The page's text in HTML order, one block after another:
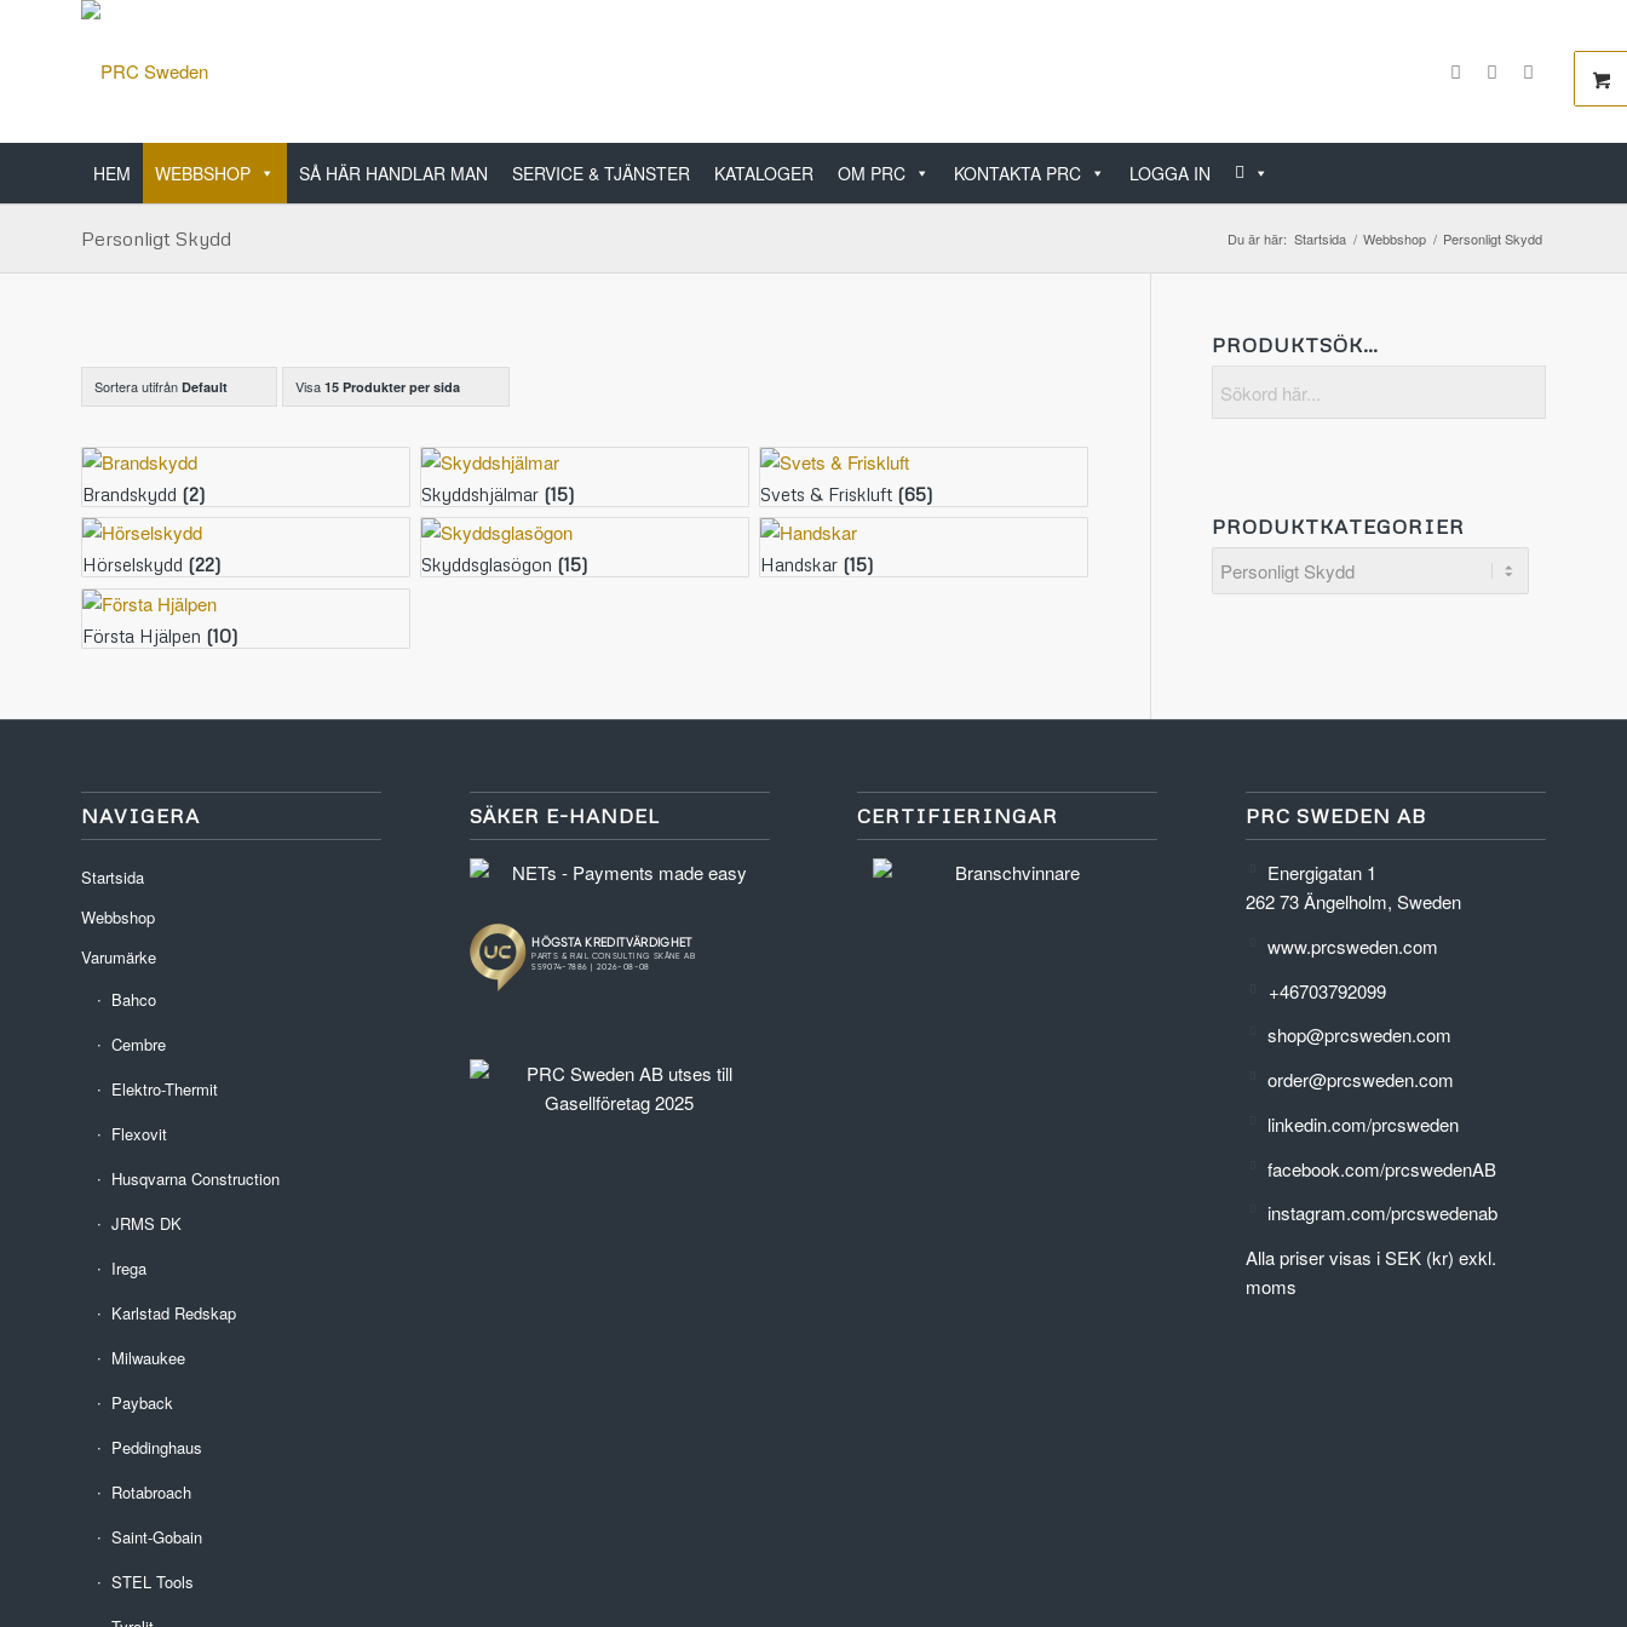
HEM WEBBSHOP SÅ HÄR HANDLAR MAN SERVICE & TJÄNSTER KATALOGER OM PRC KONTAKTA PRC LOGGA IN
Personligt Skydd Du är här: Startsida / Webbshop / Personligt Skydd
Sortera utifrån Default Visa 15 Produkter per sida
Brandskydd (2) Skyddshjälmar (15) Svets & Friskluft (65)
Hörselskydd (22) Skyddsglasögon (15) Handskar (15)
Första Hjälpen (10)
PRODUKTSÖK…
PRODUKTKATEGORIER
NAVIGERA
Startsida
Webbshop
Varumärke
Bahco
Cembre
Elektro-Thermit
Flexovit
Husqvarna Construction
JRMS DK
Irega
Karlstad Redskap
Milwaukee
Payback
Peddinghaus
Rotabroach
Saint-Gobain
STEL Tools
SÄKER E-HANDEL CERTIFIERINGAR PRC SWEDEN AB
Energigatan 1
262 73 Ängelholm, Sweden
www.prcsweden.com
+46703792099
shop@prcsweden.com
order@prcsweden.com
linkedin.com/prcsweden
facebook.com/prcswedenAB
instagram.com/prcswedenab
Alla priser visas i SEK (kr) exkl.
moms